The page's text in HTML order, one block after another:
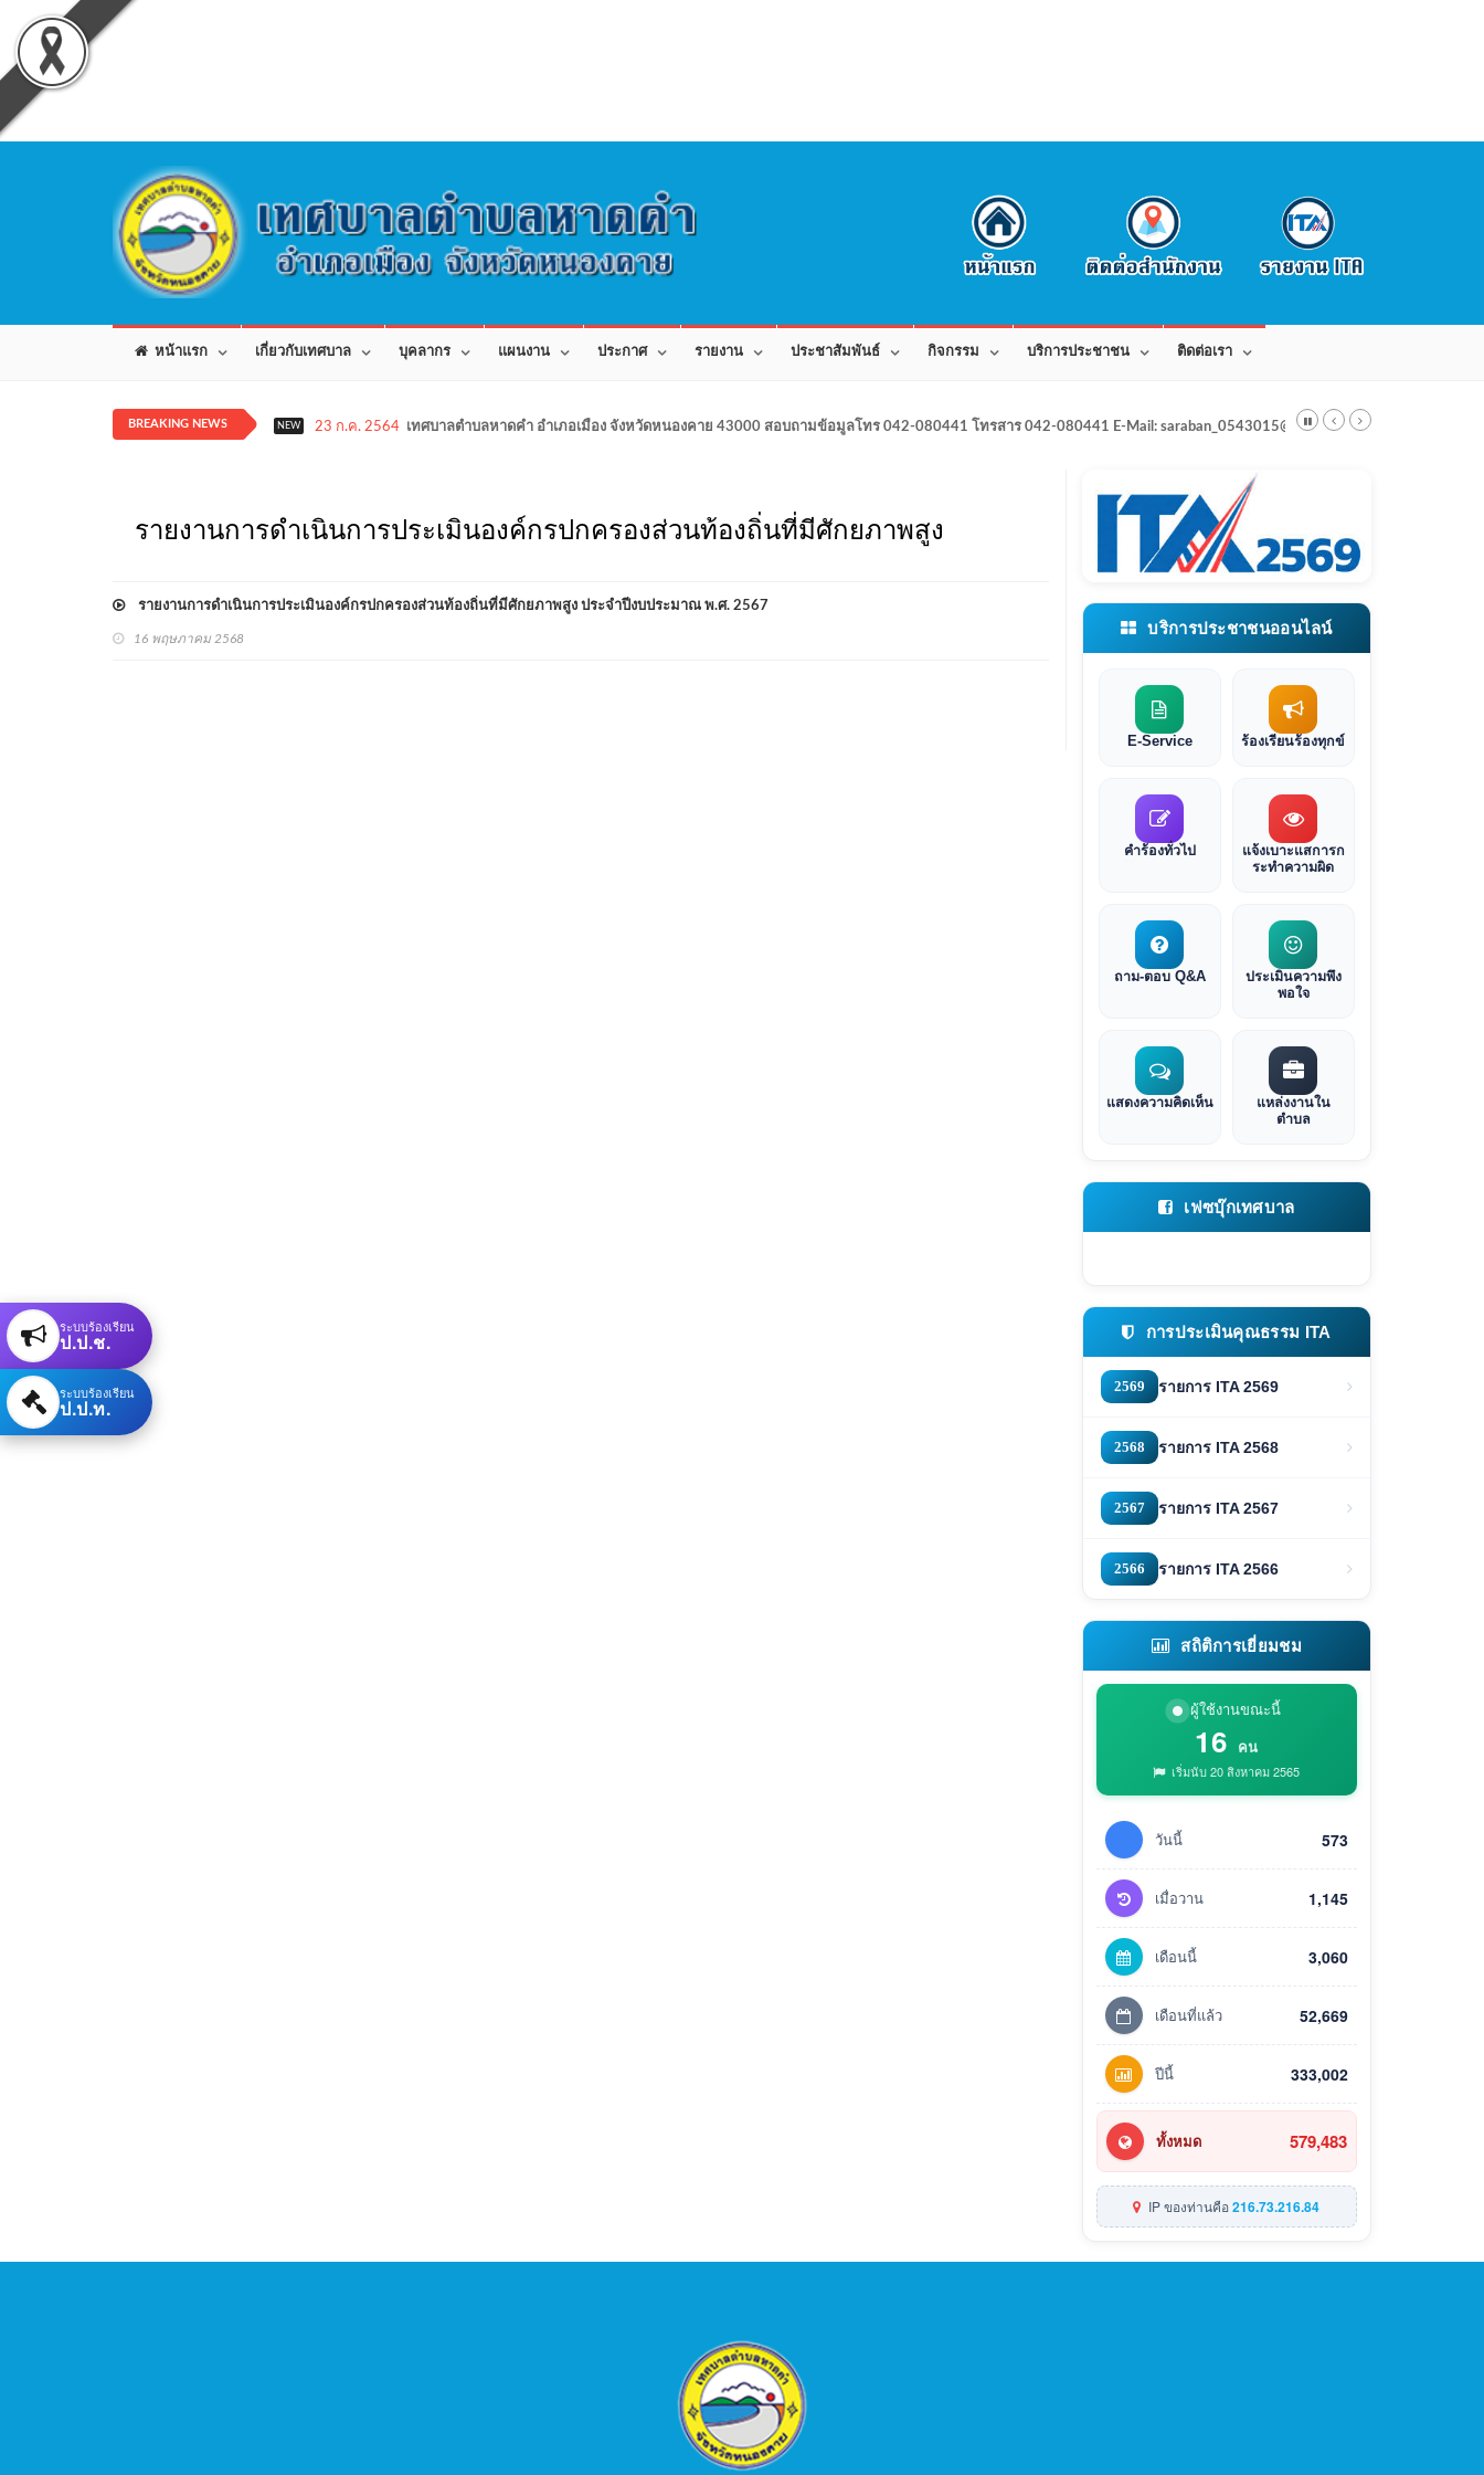
หน้าแรก เกี่ยวกับเทศบาล บุคลากร แผนงาน ประกาศ รายงาน ประชาสัมพันธ์ กิจกรรม บริการประชาชน ติดต่อเรา
BREAKING NEWS NEW 23 ก.ค. 2564 เทศบาลตำบลหาดคำ อำเภอเมือง จังหวัดหนองคาย 43000 สอบถามข้อมูลโทร 042-080441 โทรสาร 042-080441 E-Mail: saraban_0543015@dla.go.th
รายงานการดำเนินการประเมินองค์กรปกครองส่วนท้องถิ่นที่มีศักยภาพสูง
รายงานการดำเนินการประเมินองค์กรปกครองส่วนท้องถิ่นที่มีศักยภาพสูง ประจำปีงบประมาณ พ.ศ. 2567
16 พฤษภาคม 2568
บริการประชาชนออนไลน์
E-Service ร้องเรียนร้องทุกข์
คำร้องทั่วไป
แจ้งเบาะแสการก
ระทำความผิด
ถาม-ตอบ Q&A
ประเมินความพึง
พอใจ
แสดงความคิดเห็น
แหล่งงานใน
ตำบล
เฟซบุ๊กเทศบาล
การประเมินคุณธรรม ITA
2569 รายการ ITA 2569
2568 รายการ ITA 2568
2567 รายการ ITA 2567
2566 รายการ ITA 2566
สถิติการเยี่ยมชม
ผู้ใช้งานขณะนี้
16 คน
เริ่มนับ 20 สิงหาคม 2565
วันนี้ 573
เมื่อวาน 1,145
เดือนนี้ 3,060
เดือนที่แล้ว 52,669
ปีนี้ 333,002
ทั้งหมด 579,483
IP ของท่านคือ216.73.216.84
ระบบร้องเรียน
ป.ป.ช.
ระบบร้องเรียน
ป.ป.ท.